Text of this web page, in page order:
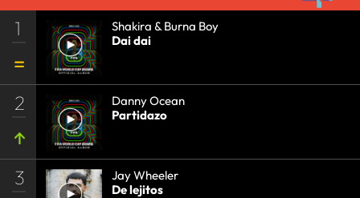
1
Shakira & Burna Boy
Dai dai
2
Danny Ocean
Partidazo
3
Jay Wheeler
De lejitos